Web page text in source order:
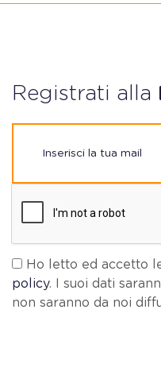
Registrati alla
Ho letto ed accetto
policy. I suoi dati
non saranno da noi